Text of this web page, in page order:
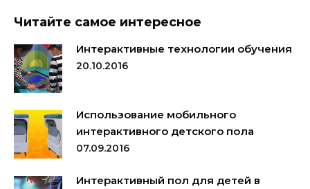
Читайте самое интересное
Интерактивные технологии обучения
20.10.2016
Использование мобильного
интерактивного детского пола
07.09.2016
Интерактивный пол для детей в